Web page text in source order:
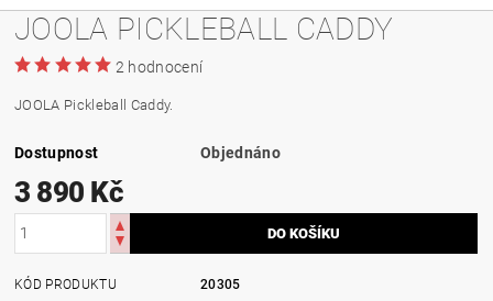
JOOLA PICKLEBALL CADDY
2 hodnocení
JOOLA Pickleball Caddy.
Dostupnost Objednáno
3 890 Kč
KÓD PRODUKTU
20305